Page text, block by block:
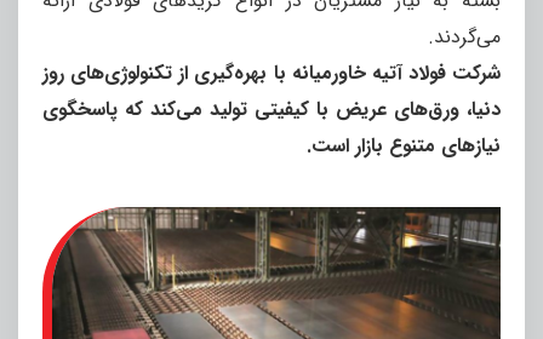
می‌گردند.
شرکت فولاد آتیه خاورمیانه با بهره‌گیری از تکنولوژی‌های روز
دنیا، ورق‌های عریض با کیفیتی تولید می‌کند که پاسخگوی
نیازهای متنوع بازار است.